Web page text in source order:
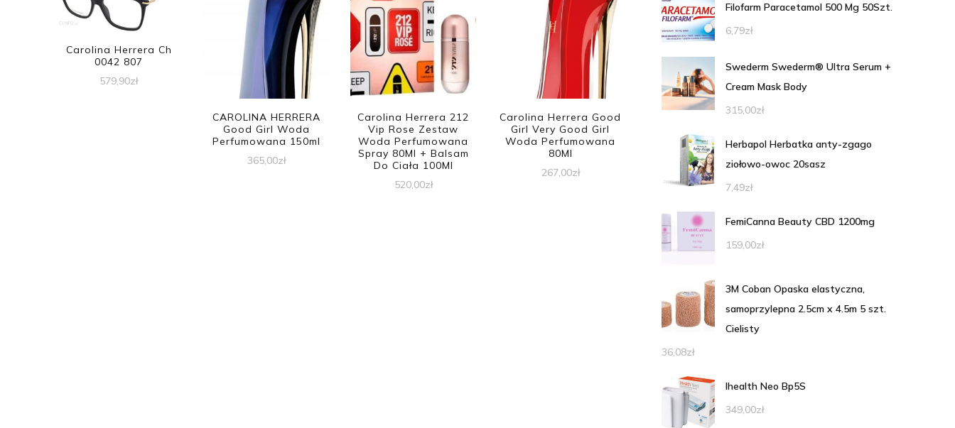
Carolina Herrera Ch
0042 807
579,90zł
CAROLINA HERRERA
Good Girl Woda
Perfumowana 150ml
365,00zł
Carolina Herrera 212
Vip Rose Zestaw
Woda Perfumowana
Spray 80Ml + Balsam
Do Ciała 100Ml
520,00zł
Carolina Herrera Good
Girl Very Good Girl
Woda Perfumowana
80Ml
267,00zł
Filofarm Paracetamol 500 Mg 50Szt.
6,79zł
Swederm Swederm® Ultra Serum +
Cream Mask Body
315,00zł
Herbapol Herbatka anty-zgago
ziołowo-owoc 20sasz
7,49zł
FemiCanna Beauty CBD 1200mg
159,00zł
3M Coban Opaska elastyczna,
samoprzylepna 2.5cm x 4.5m 5 szt.
Cielisty
36,08zł
Ihealth Neo Bp5S
349,00zł